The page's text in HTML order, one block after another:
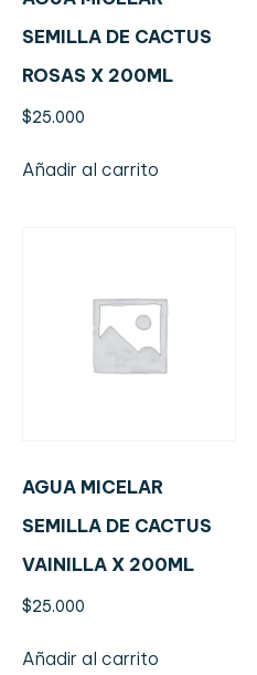
SEMILLA DE CACTUS
ROSAS X 200ML
$25.000
Añadir al carrito
AGUA MICELAR
SEMILLA DE CACTUS
VAINILLA X 200ML
$25.000
Añadir al carrito